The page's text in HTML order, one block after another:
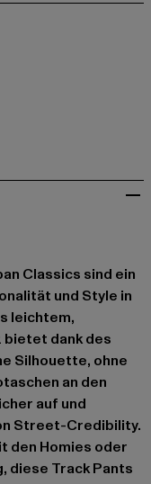
Classics sind ein
und Style in
leichtem,
bietet dank des
Silhouette, ohne
an den
auf und
Street-Credibility.
den Homies oder
diese Track Pants